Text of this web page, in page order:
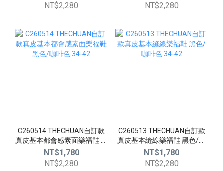
NT$2,280
NT$2,280
C260514 THECHUAN自訂款
真皮基本都會感素面樂福鞋 黑
色/咖啡色 34-42
NT$1,780
NT$2,280
C260513 THECHUAN自訂款
真皮基本縫線樂福鞋 黑色/咖
啡色 34-42
NT$1,780
NT$2,280